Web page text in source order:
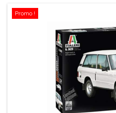
Promo !